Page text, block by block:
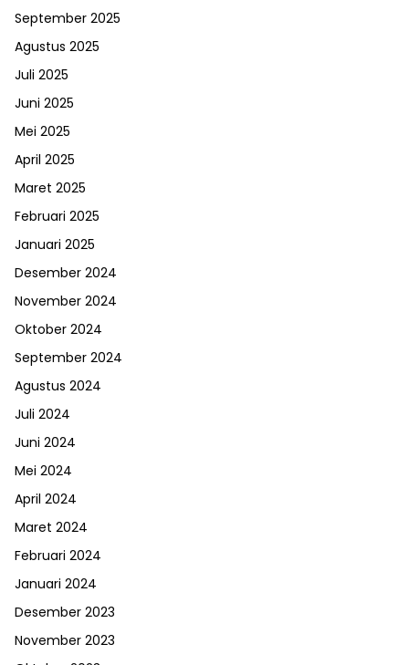
September 2025
Agustus 2025
Juli 2025
Juni 2025
Mei 2025
April 2025
Maret 2025
Februari 2025
Januari 2025
Desember 2024
November 2024
Oktober 2024
September 2024
Agustus 2024
Juli 2024
Juni 2024
Mei 2024
April 2024
Maret 2024
Februari 2024
Januari 2024
Desember 2023
November 2023